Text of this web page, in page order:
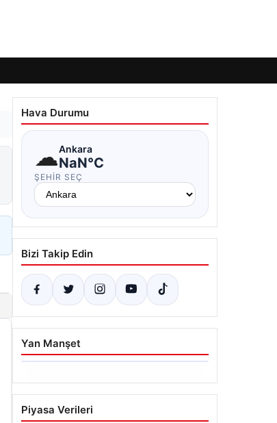
Hava Durumu
☁Ankara
NaN°C
ŞEHIR SEÇ
Bizi Takip Edin
Yan Manşet
06.08.2026
İstanbul Boğazı’ndan Dev
Bir Vinç Geçti: Köprülerin
Piyasa Verileri